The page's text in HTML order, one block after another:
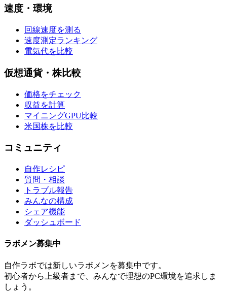
速度・環境
回線速度を測る
速度測定ランキング
電気代を比較
仮想通貨・株比較
価格をチェック
収益を計算
マイニングGPU比較
米国株を比較
コミュニティ
自作レシピ
質問・相談
トラブル報告
みんなの構成
シェア機能
ダッシュボード
ラボメン募集中
自作ラボでは新しいラボメンを募集中です。
初心者から上級者まで、みんなで理想のPC環境を追求しま
しょう。